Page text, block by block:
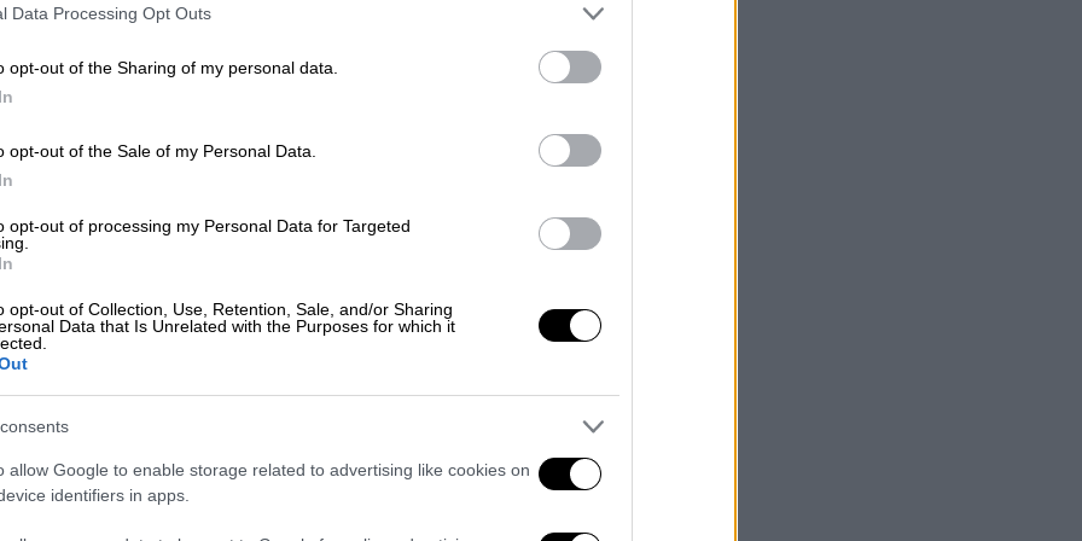
Data Processing Opt Outs
opt-out of the Sharing of my personal data.
opt-out of the Sale of my Personal Data.
opt-out of processing my Personal Data for Targeted
opt-out of Collection, Use, Retention, Sale, and/or Sharing
Data that Is Unrelated with the Purposes for which it
allow Google to enable storage related to advertising like cookies on
identifiers in apps.
πραγματοποιηθεί στις 11 Δεκεμβρίου
Τεχνολογία |16.11.2025 21:10
Αυτή είναι η νέα κονσόλα που θα
PlayStation
Η εταιρεία πίσω από το Steam
PC gaming
Τεχνολογία|16.11.2025 12:00